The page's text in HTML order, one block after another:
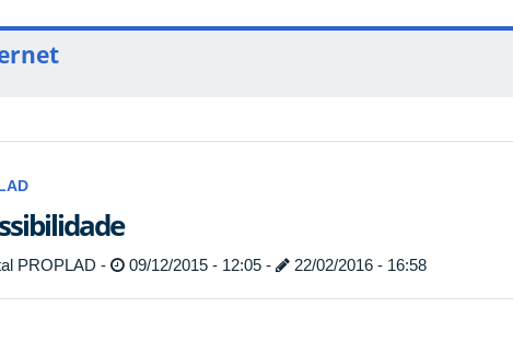
PROPLAD - 09/12/2015 - 12:05 - 22/02/2016 - 16:58